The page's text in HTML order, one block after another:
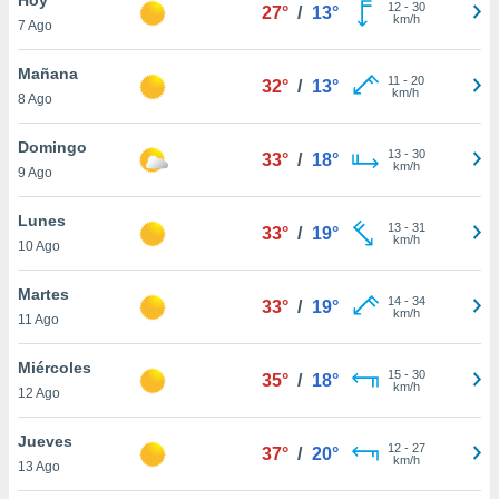
en
más
nuestra
de
cookies
aceptar
7 Ago
27° / 13° 12- 30
km/h
Mañana
8 Ago
32° / 13° 11 - 20
km/h
Domingo
9 Ago
33° / 18° 13- 30
km/h
Lunes
10 Ago
33° / 19° 13- 31
km/h
Martes
11 Ago
33° / 19° 14- 34
km/h
Miércoles
12 Ago
35° / 18° 15- 30
km/h
Jueves
13 Ago
37° / 20° 12- 27
km/h